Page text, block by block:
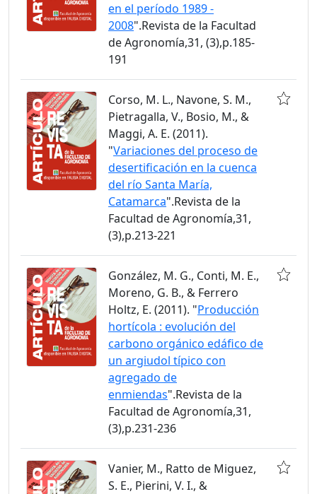
en el período 1989 -
2008".Revista de la Facultad
de Agronomía,31, (3),p.185-
191
Corso, M. L., Navone, S. M.,
Pietragalla, V., Bosio, M., &
Maggi, A. E. (2011).
"Variaciones del proceso de
desertificación en la cuenca
del río Santa María,
Catamarca".Revista de la
Facultad de Agronomía,31,
(3),p.213-221
González, M. G., Conti, M. E.,
Moreno, G. B., & Ferrero
Holtz, E. (2011). "Producción
hortícola : evolución del
carbono orgánico edáfico de
un argiudol típico con
agregado de
enmiendas".Revista de la
Facultad de Agronomía,31,
(3),p.231-236
Vanier, M., Ratto de Miguez,
S. E., Pierini, V. I., &